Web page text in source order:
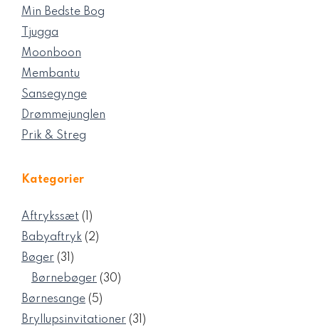
Min Bedste Bog
Tjugga
Moonboon
Membantu
Sansegynge
Drømmejunglen
Prik & Streg
Kategorier
Aftrykssæt
1
vare
Babyaftryk 22
Bøger 31 31
Børnebøger 3030
Børnesange 55
varer
Bryllupsinvitationer 31 31